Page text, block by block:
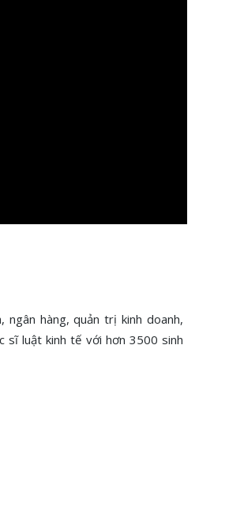
hàng, quản trị kinh doanh,
sĩ luật kinh tế với hơn 3500 sinh